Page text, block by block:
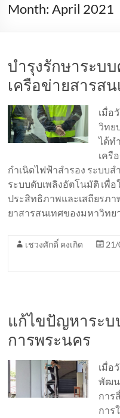
Month:April 2021
บำรุงรักษาระบ
เครือข่ายสารสน
เมื่อ
วิทย
ได้ท
เครื
กำเนิดไฟฟ้าสำรอง ระบบ
ระบบดับเพลิงอัตโนมัติ เพื่
ประสิทธิภาพและเสถียรภา
ยาสารสนเทศของมหาวิท
เชวงศักดิ์ คงเกิด 21/
แก้ไขปัญหาระ
การพระนคร
เมื่อ
พัฒน
การ
การ